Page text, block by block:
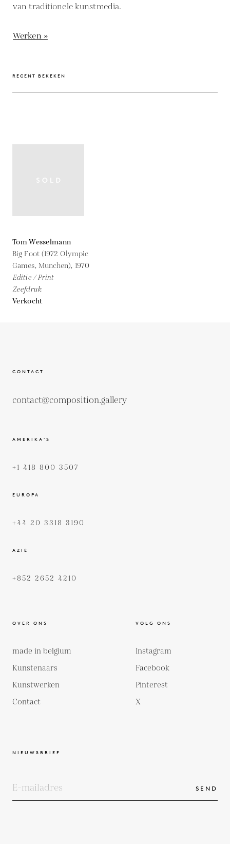
van traditionele kunstmedia.
Werken »
RECENT BEKEKEN
Tom Wesselmann
Big Foot (1972 Olympic
Games, Munchen), 1970
Editie / Print
Zeefdruk
Verkocht
CONTACT
contact@composition.gallery
AMERIKA’S
+1 418 800 3507
EUROPA
+44 20 3318 3190
AZIË
+852 2652 4210
OVER ONS
made in belgium
Kunstenaars
Kunstwerken
Contact
VOLG ONS
Instagram
Facebook
Pinterest
X
NIEUWSBRIEF
SEND